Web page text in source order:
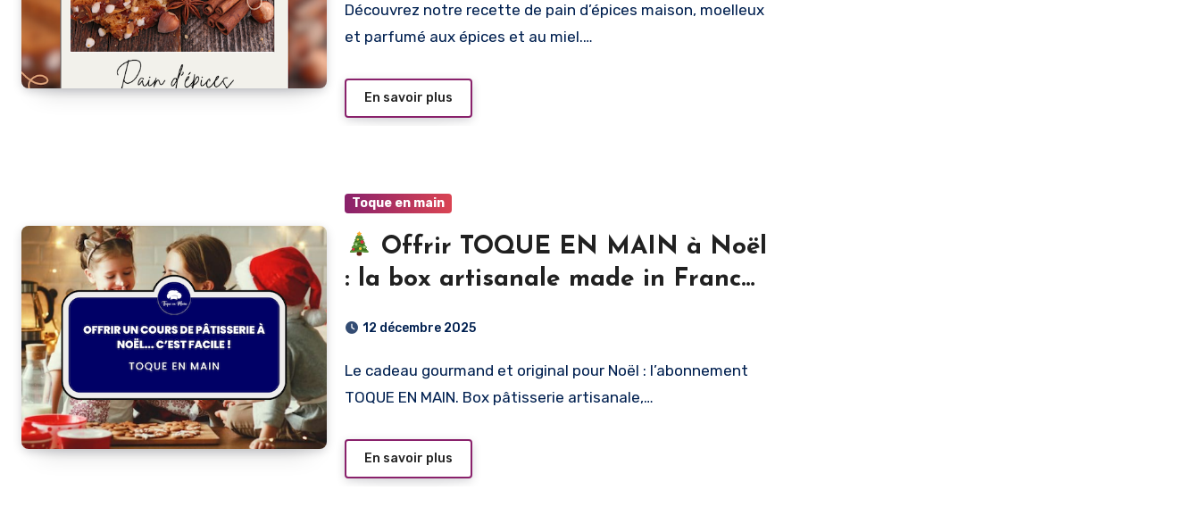
Découvrez notre recette de pain d’épices maison, moelleux
et parfumé aux épices et au miel.…
En savoir plus
Toque en main
Offrir TOQUE EN MAIN à Noël
: la box artisanale made in France
12 décembre 2025
Le cadeau gourmand et original pour Noël : l’abonnement
TOQUE EN MAIN. Box pâtisserie artisanale,…
En savoir plus